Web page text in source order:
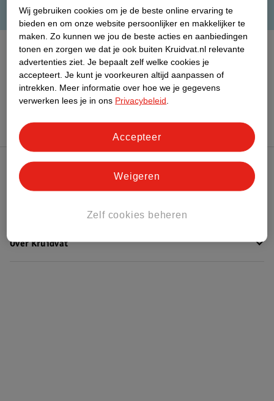
Kruidvat Club
Over Kruidvat
Wij gebruiken cookies om je de beste online ervaring te
bieden en om onze website persoonlijker en makkelijker te
maken. Zo kunnen we jou de beste acties en aanbiedingen
tonen en zorgen we dat je ook buiten Kruidvat.nl relevante
advertenties ziet. Je bepaalt zelf welke cookies je
accepteert. Je kunt je voorkeuren altijd aanpassen of
intrekken.
Meer informatie over hoe we je gegevens
verwerken lees je in ons Privacybeleid
Zelf cookies beheren
Weigeren
Accepteer